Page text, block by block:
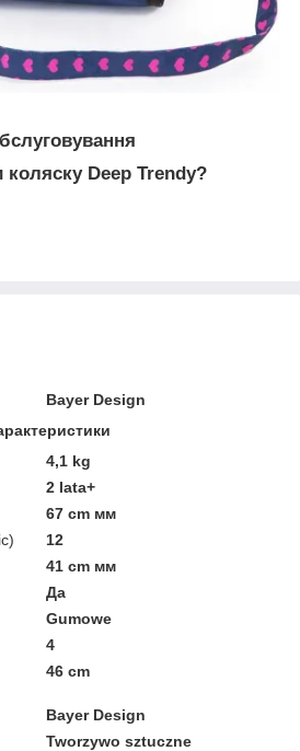
Deep Trendy?
Bayer Design
4,1 kg
2 lata+
67 cm мм
12
41 cm мм
Да
Gumowe
4
46 cm
Bayer Design
Tworzywo sztuczne